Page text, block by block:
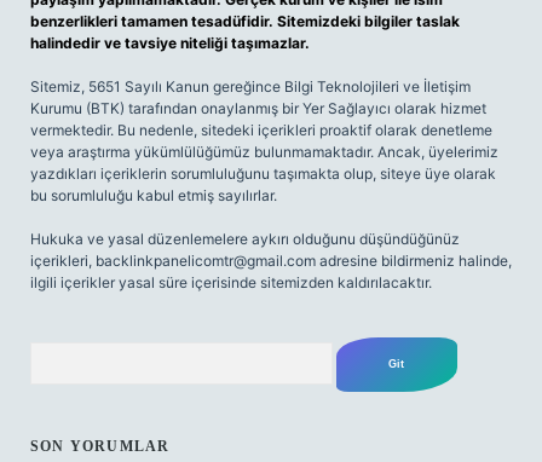
benzerlikleri tamamen tesadüfidir. Sitemizdeki bilgiler taslak
halindedir ve tavsiye niteliği taşımazlar.
Sitemiz, 5651 Sayılı Kanun gereğince Bilgi Teknolojileri ve İletişim
Kurumu (BTK) tarafından onaylanmış bir Yer Sağlayıcı olarak hizmet
vermektedir. Bu nedenle, sitedeki içerikleri proaktif olarak denetleme
veya araştırma yükümlülüğümüz bulunmamaktadır. Ancak, üyelerimiz
yazdıkları içeriklerin sorumluluğunu taşımakta olup, siteye üye olarak
bu sorumluluğu kabul etmiş sayılırlar.
Hukuka ve yasal düzenlemelere aykırı olduğunu düşündüğünüz
içerikleri, backlinkpanelicomtr@gmail.com adresine bildirmeniz halinde,
ilgili içerikler yasal süre içerisinde sitemizden kaldırılacaktır.
SON YORUMLAR